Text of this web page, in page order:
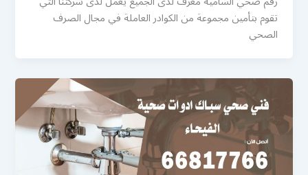
تقوم بتأمين مجموعة من الكوادر العاملة في مجال الصرف
الصحي